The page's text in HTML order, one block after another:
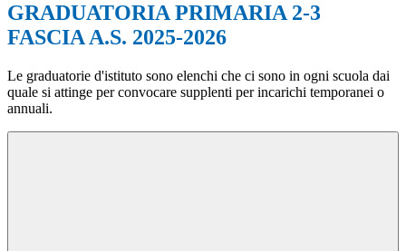
GRADUATORIA PRIMARIA 2-3
FASCIA A.S. 2025-2026
Le graduatorie d'istituto sono elenchi che ci sono in ogni scuola dai
quale si attinge per convocare supplenti per incarichi temporanei o
annuali.